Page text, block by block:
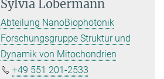
Sylvia Löbermann
Abteilung NanoBiophotonik
Forschungsgruppe Struktur und
Dynamik von Mitochondrien
+49 551 201-2533